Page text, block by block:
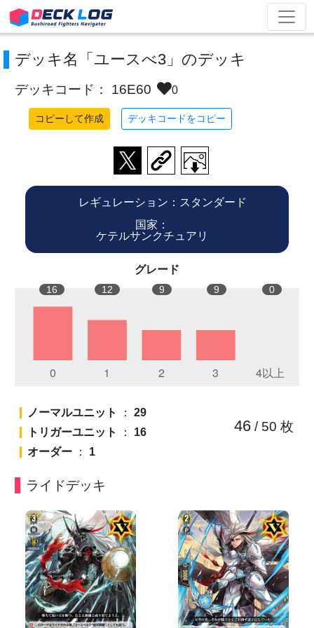
デッキ名「ユースべ3」のデッキ
デッキコード： 16E60 0
コピーして作成 デッキコードをコピー
レギュレーション：スタンダード
国家：
ケテルサンクチュアリ
グレード
16 12 9 9 0
ノーマルユニット ： 29
トリガーユニット
： 16
オーダー ： 1
46/ 50 枚
ライドデッキ